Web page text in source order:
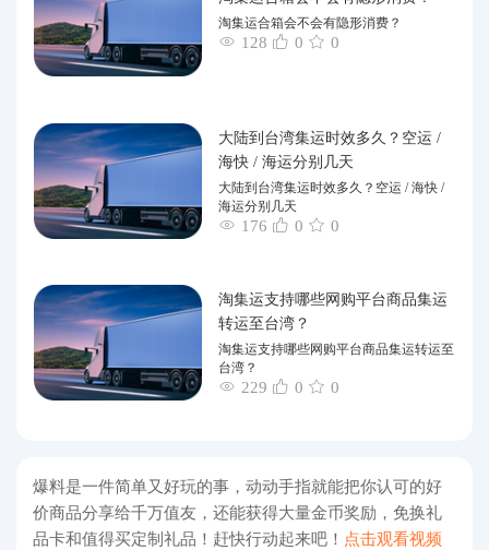
淘集运合箱会不会有隐形消费？
128 0 0
大陆到台湾集运时效多久？空运 /
海快 / 海运分别几天
大陆到台湾集运时效多久？空运 / 海快 /
海运分别几天
176 0 0
淘集运支持哪些网购平台商品集运
转运至台湾？
淘集运支持哪些网购平台商品集运转运至
台湾？
229 0 0
爆料是一件简单又好玩的事，动动手指就能把你认可的好
价商品分享给千万值友，还能获得大量金币奖励，免换礼
品卡和值得买定制礼品！赶快行动起来吧！ 点击观看视频